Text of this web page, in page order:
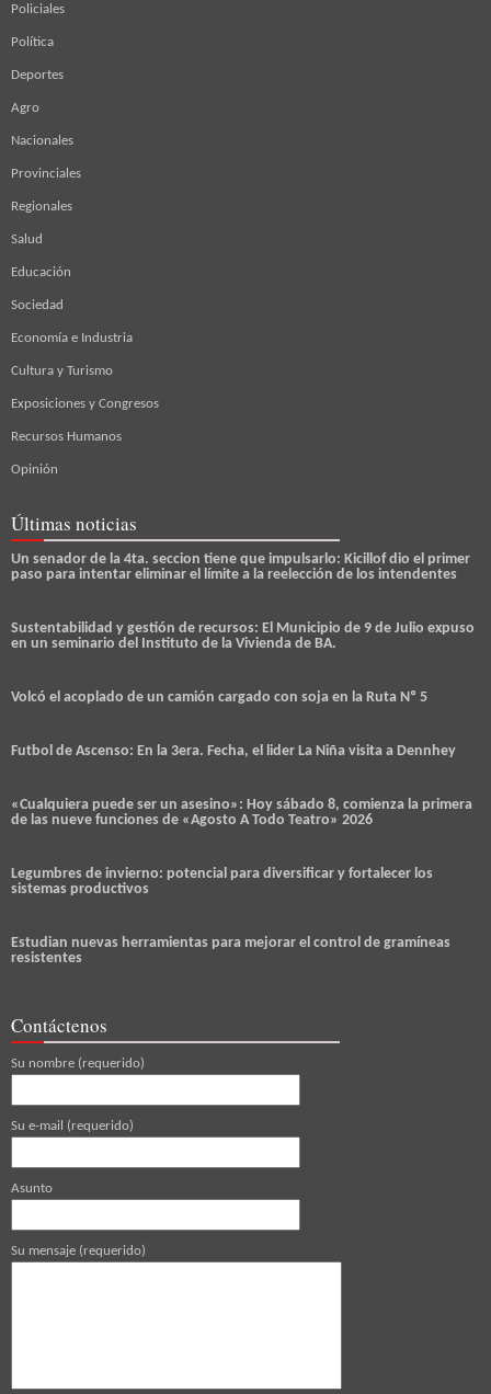
Policiales
Política
Deportes
Agro
Nacionales
Provinciales
Regionales
Salud
Educación
Sociedad
Economía e Industria
Cultura y Turismo
Exposiciones y Congresos
Recursos Humanos
Opinión
Últimas noticias
Un senador de la 4ta. seccion tiene que impulsarlo: Kicillof dio el primer
paso para intentar eliminar el límite a la reelección de los intendentes
Sustentabilidad y gestión de recursos: El Municipio de 9 de Julio expuso
en un seminario del Instituto de la Vivienda de BA.
Volcó el acoplado de un camión cargado con soja en la Ruta Nº 5
Futbol de Ascenso: En la 3era. Fecha, el lider La Niña visita a Dennhey
«Cualquiera puede ser un asesino»: Hoy sábado 8, comienza la primera
de las nueve funciones de «Agosto A Todo Teatro» 2026
Legumbres de invierno: potencial para diversificar y fortalecer los
sistemas productivos
Estudian nuevas herramientas para mejorar el control de gramíneas
resistentes
Contáctenos
Su nombre (requerido)
Su e-mail (requerido)
Asunto
Su mensaje (requerido)